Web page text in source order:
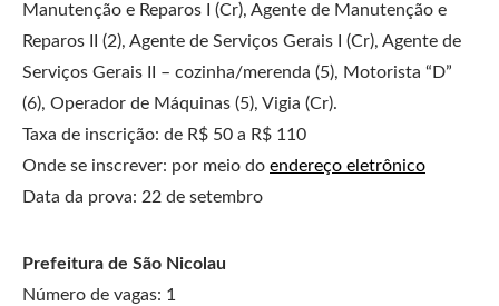
Manutenção e Reparos I (Cr), Agente de Manutenção e
Reparos II (2), Agente de Serviços Gerais I (Cr), Agente de
Serviços Gerais II – cozinha/merenda (5), Motorista “D”
(6), Operador de Máquinas (5), Vigia (Cr).
Taxa de inscrição: de R$ 50 a R$ 110
Onde se inscrever: por meio do endereço eletrônico
Data da prova: 22 de setembro
Prefeitura de São Nicolau
Número de vagas: 1